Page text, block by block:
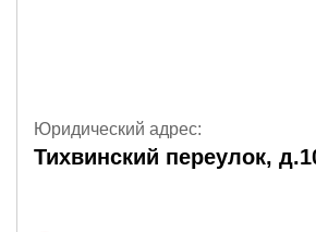
Юридический адрес:
Тихвинский переулок,